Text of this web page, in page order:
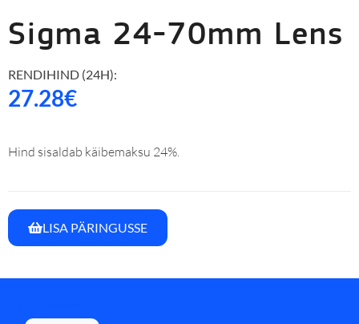
Sigma 24-70mm Lens
RENDIHIND (24H):
27.28€
Hind sisaldab käibemaksu 24%.
LISA PÄRINGUSSE